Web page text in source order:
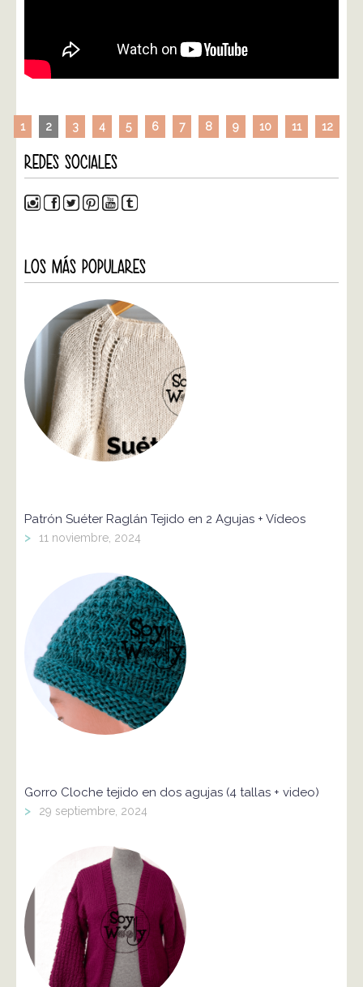
1 2 3 4 5 6 7 8 9 10 11 12
REDES SOCIALES
LOS MÁS POPULARES
Patrón Suéter Raglán Tejido en 2 Agujas + Vídeos
> 11 noviembre, 2024
Gorro Cloche tejido en dos agujas (4 tallas + video)
> 29 septiembre, 2024